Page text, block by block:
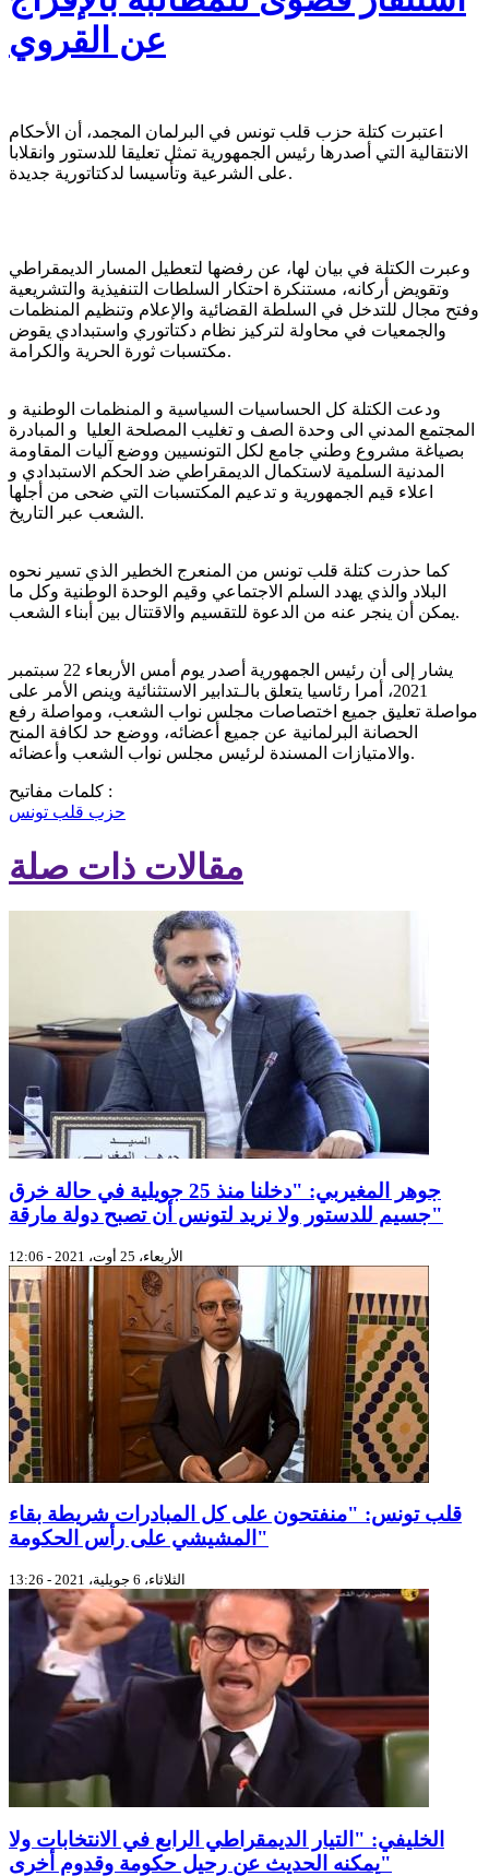
عن القروي
اعتبرت كتلة حزب قلب تونس في البرلمان المجمد، أن الأحكام
الانتقالية التي أصدرها رئيس الجمهورية تمثل تعليقا للدستور وانقلابا
على الشرعية وتأسيسا لدكتاتورية جديدة.
وعبرت الكتلة في بيان لها، عن رفضها لتعطيل المسار الديمقراطي
وتقويض أركانه، مستنكرة احتكار السلطات التنفيذية والتشريعية
وفتح مجال للتدخل في السلطة القضائية والإعلام وتنظيم المنظمات
والجمعيات في محاولة لتركيز نظام دكتاتوري واستبدادي يقوض
مكتسبات ثورة الحرية والكرامة.
ودعت الكتلة كل الحساسيات السياسية و المنظمات الوطنية و
المجتمع المدني الى وحدة الصف و تغليب المصلحة العليا و المبادرة
بصياغة مشروع وطني جامع لكل التونسيين ووضع آليات المقاومة
المدنية السلمية لاستكمال الديمقراطي ضد الحكم الاستبدادي و
اعلاء قيم الجمهورية و تدعيم المكتسبات التي ضحى من أجلها
الشعب عبر التاريخ.
كما حذرت كتلة قلب تونس من المنعرج الخطير الذي تسير نحوه
البلاد والذي يهدد السلم الاجتماعي وقيم الوحدة الوطنية وكل ما
يمكن أن ينجر عنه من الدعوة للتقسيم والاقتتال بين أبناء الشعب.
يشار إلى أن رئيس الجمهورية أصدر يوم أمس الأربعاء 22 سبتمبر
2021، أمرا رئاسيا يتعلق بالـتدابير الاستثنائية وينص الأمر على
مواصلة تعليق جميع اختصاصات مجلس نواب الشعب، ومواصلة رفع
الحصانة البرلمانية عن جميع أعضائه، ووضع حد لكافة المنح
والامتيازات المسندة لرئيس مجلس نواب الشعب وأعضائه.
كلمات مفاتيح :
حزب قلب تونس
مقالات ذات صلة
جوهر المغيربي: "دخلنا منذ 25 جويلية في حالة خرق
جسيم للدستور ولا نريد لتونس أن تصبح دولة مارقة"
الأربعاء، 25 أوت، 2021 - 12:06
قلب تونس: "منفتحون على كل المبادرات شريطة بقاء
المشيشي على رأس الحكومة"
الثلاثاء، 6 جويلية، 2021 - 13:26
الخليفي: "التيار الديمقراطي الرابع في الانتخابات ولا
يمكنه الحديث عن رحيل حكومة وقدوم أخرى"